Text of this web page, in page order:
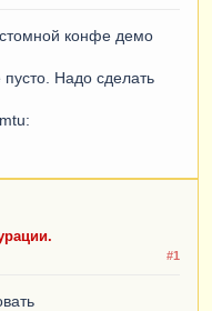
конфе демо
Надо сделать
#1